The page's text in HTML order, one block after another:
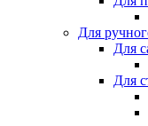
Для
Для
Для